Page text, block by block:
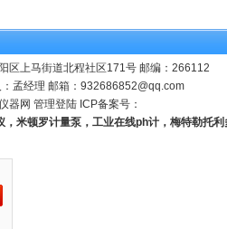
区上马街道北程社区171号 邮编：266112
孟经理 邮箱： 932686852@qq.com
器网 管理登陆 ICP备案号：
米顿罗计量泵，工业在线ph计，梅特勒托利